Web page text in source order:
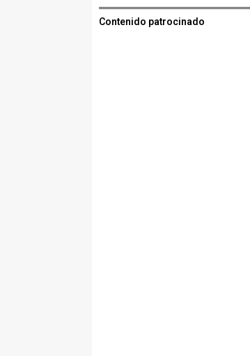
Contenido patrocinado